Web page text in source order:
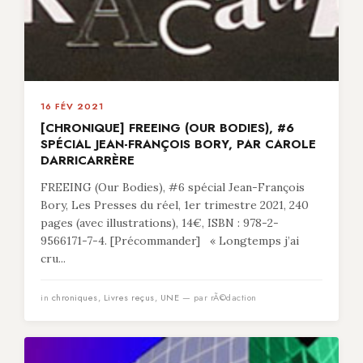
16 FÉV 2021
[CHRONIQUE] FREEING (OUR BODIES), #6
SPÉCIAL JEAN-FRANÇOIS BORY, PAR CAROLE
DARRICARRÈRE
FREEING (Our Bodies), #6 spécial Jean-François
Bory, Les Presses du réel, 1er trimestre 2021, 240
pages (avec illustrations), 14€, ISBN : 978-2-
9566171-7-4. [Précommander] « Longtemps j’ai
cru...
in chroniques, Livres reçus, UNE — par rÃ©daction